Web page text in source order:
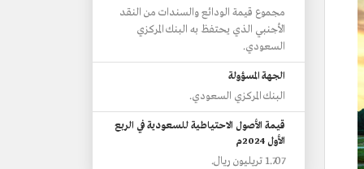
مجموع قيمة الودائع والسندات من النقد
الأجنبي الذي يحتفظ به البنك المركزي
السعودي.
الجهة المسؤولة
البنك المركزي السعودي.
قيمة الأصول الاحتياطية للسعودية في الربع
الأول 2024م
1.707 تريليون ريال.